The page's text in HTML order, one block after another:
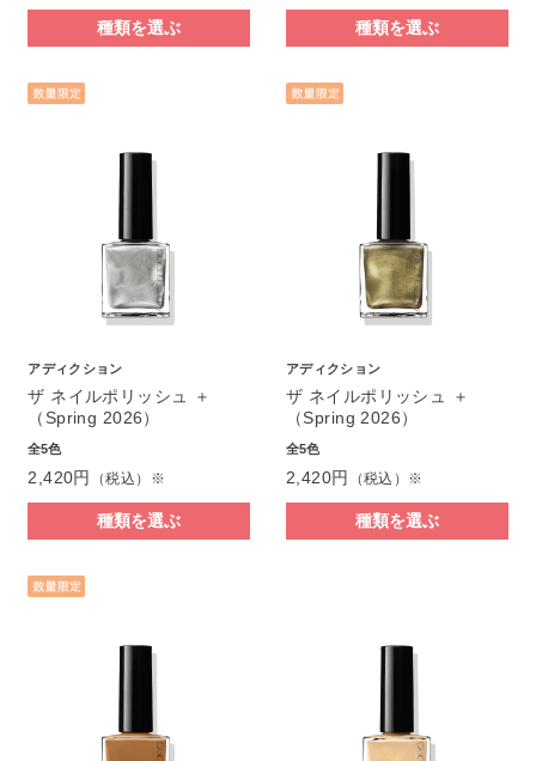
種類を選ぶ 種類を選ぶ
アディクション
ザ ネイルポリッシュ ＋
（Spring 2026）
全5色
2,420円 （税込）※
種類を選ぶ
アディクション
ザ ネイルポリッシュ ＋
（Spring 2026）
全5色
2,420円 （税込）※
種類を選ぶ